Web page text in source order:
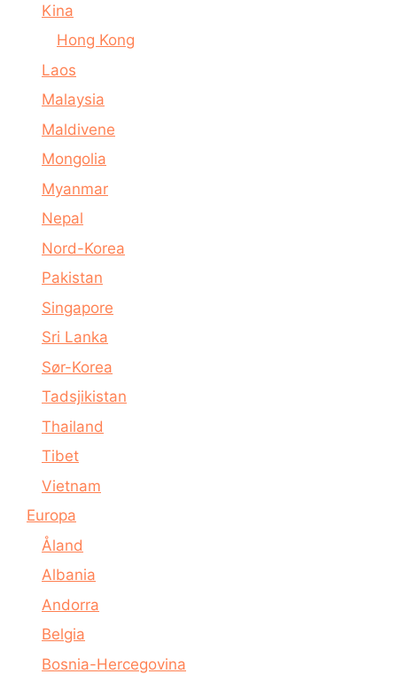
Kina
Hong Kong
Laos
Malaysia
Maldivene
Mongolia
Myanmar
Nepal
Nord-Korea
Pakistan
Singapore
Sri Lanka
Sør-Korea
Tadsjikistan
Thailand
Tibet
Vietnam
Europa
Åland
Albania
Andorra
Belgia
Bosnia-Hercegovina